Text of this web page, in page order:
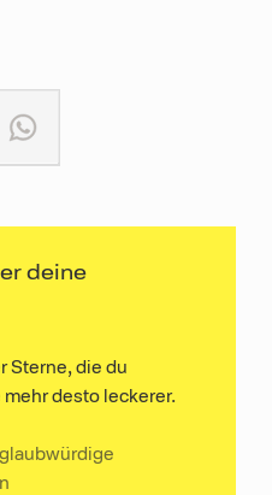
deine
Sterne, die du
desto leckerer.